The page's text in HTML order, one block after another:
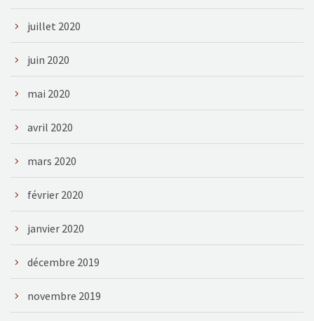
juillet 2020
juin 2020
mai 2020
avril 2020
mars 2020
février 2020
janvier 2020
décembre 2019
novembre 2019